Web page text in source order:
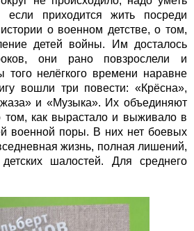
приходится жить посреди
о военном детстве, о том,
детей войны. Им досталось
они рано повзрослели и
того нелёгкого времени наравне
вошли три повести: «Крёсна»,
и «Музыка». Их объединяют
как вырастало и выживало в
военной поры. В них нет боевых
жизнь, полная лишений,
шалостей. Для среднего